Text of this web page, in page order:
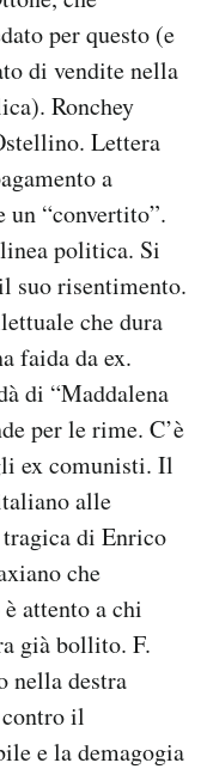
per questo (e
di vendite nella
Ronchey
Lettera
a
“convertito”.
politica. Si
suo risentimento.
che dura
faida da ex.
di “Maddalena
per le rime. C’è
ex comunisti. Il
alle
di Enrico
che
attento a chi
già bollito. F.
nella destra
il
e la demagogia